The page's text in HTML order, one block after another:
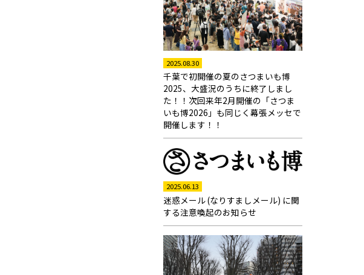
2025.08.30
千葉で初開催の夏のさつまいも博
2025、大盛況のうちに終了しまし
た！！次回来年2月開催の「さつま
いも博2026」も同じく幕張メッセで
開催します！！
2025.06.13
迷惑メール (なりすましメール) に関
する注意喚起のお知らせ